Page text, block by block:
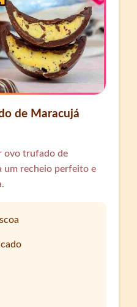
de Maracujá
ovo trufado de
um recheio perfeito e